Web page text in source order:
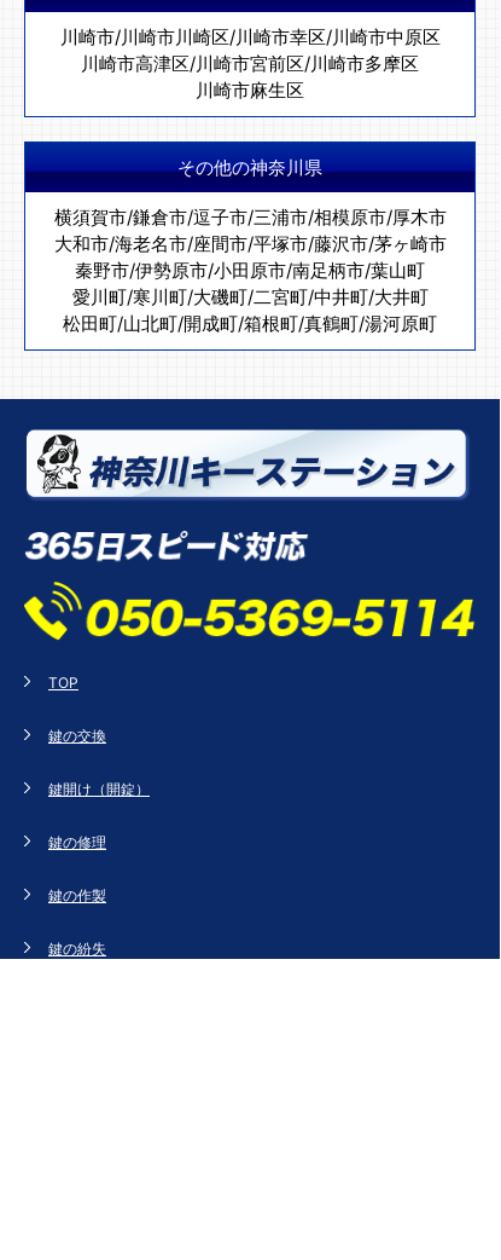
川崎市/川崎市川崎区/川崎市幸区/川崎市中原区
川崎市高津区/川崎市宮前区/川崎市多摩区
川崎市麻生区
その他の神奈川県
横須賀市/鎌倉市/逗子市/三浦市/相模原市/厚木市
大和市/海老名市/座間市/平塚市/藤沢市/茅ヶ崎市
秦野市/伊勢原市/小田原市/南足柄市/葉山町
愛川町/寒川町/大磯町/二宮町/中井町/大井町
松田町/山北町/開成町/箱根町/真鶴町/湯河原町
TOP
鍵の交換
鍵開け（開錠）
鍵の修理
鍵の作製
鍵の紛失